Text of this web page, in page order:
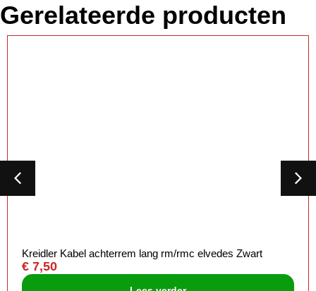
Gerelateerde producten
Kreidler Kabel achterrem lang rm/rmc elvedes Zwart
€ 7,50